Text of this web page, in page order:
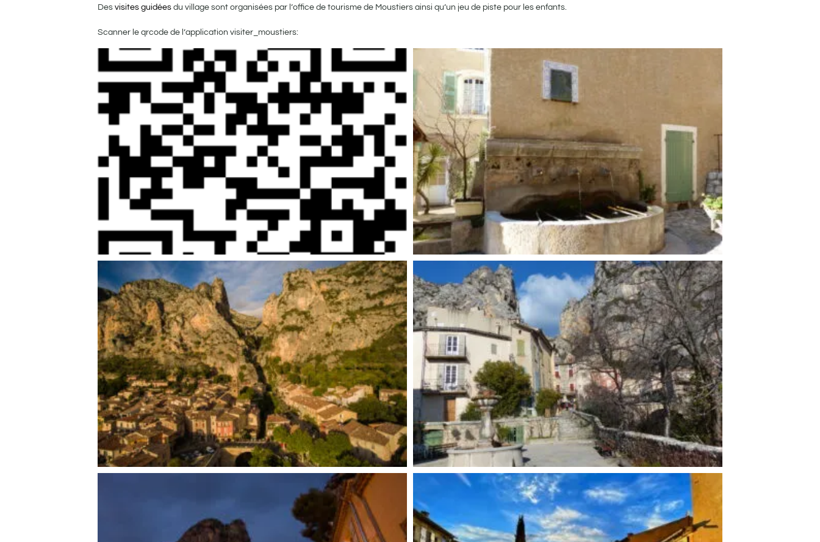
Des visites guidées du village sont organisées par l’office de tourisme de Moustiers ainsi qu’un jeu de piste pour les enfants.
Scanner le qrcode de l’application visiter_moustiers: